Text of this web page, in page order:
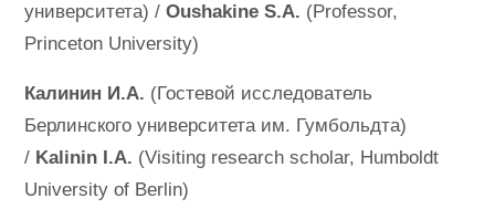
университета) /Oushakine S.A. (Professor,
Princeton University)
Калинин И.А. (Гостевой исследователь
Берлинского университета им. Гумбольдта)
/ Kalinin I.A. (Visiting research scholar, Humboldt
University of Berlin)